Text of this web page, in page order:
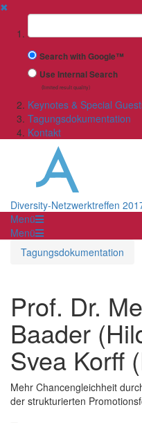
✖
Suchbegriff
Search with Google™
Use Internal Search
(limited result quality)
Keynotes & Special
Tagungsdokumentation
Kontakt
Diversity-Netzwerktreffen
Menü
Menü
Tagungsdokumentation
Prof. Dr.
Baader
Svea Korff
Mehr Chancengleichheit
der strukturierten